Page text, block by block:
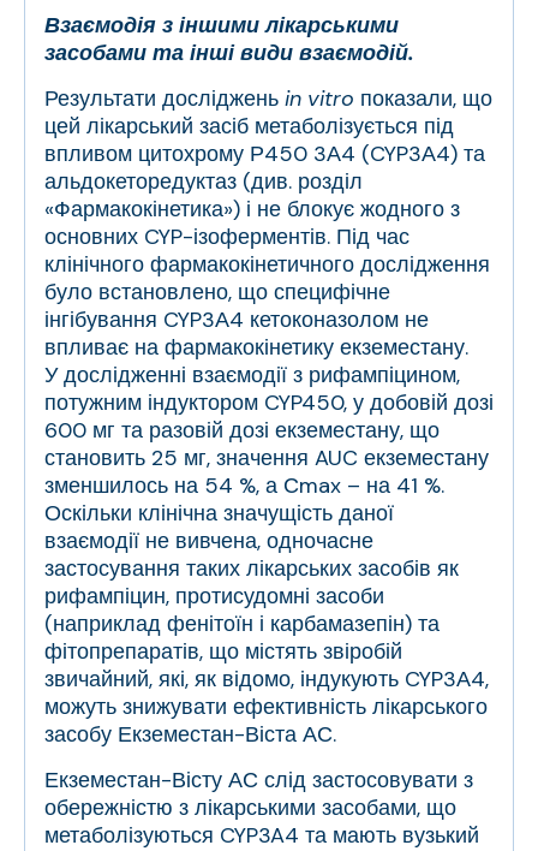
Взаємодія з іншими лікарськими
засобами та інші види взаємодій.
Результати досліджень in vitro показали, що
цей лікарський засіб метаболізується під
впливом цитохрому Р450 3А4 (CYP3А4) та
альдокеторедуктаз (див. розділ
«Фармакокінетика») і не блокує жодного з
основних CYP-ізоферментів. Під час
клінічного фармакокінетичного дослідження
було встановлено, що специфічне
інгібування CYP3А4 кетоконазолом не
впливає на фармакокінетику екземестану.
У дослідженні взаємодії з рифампіцином,
потужним індуктором CYP450, у добовій дозі
600 мг та разовій дозі екземестану, що
становить 25 мг, значення AUC екземестану
зменшилось на 54 %, а Сmax – на 41 %.
Оскільки клінічна значущість даної
взаємодії не вивчена, одночасне
застосування таких лікарських засобів як
рифампіцин, протисудомні засоби
(наприклад фенітоїн і карбамазепін) та
фітопрепаратів, що містять звіробій
звичайний, які, як відомо, індукують CYP3А4,
можуть знижувати ефективність лікарського
засобу Екземестан-Віста АС.
Екземестан-Вісту АС слід застосовувати з
обережністю з лікарськими засобами, що
метаболізуються CYP3A4 та мають вузький